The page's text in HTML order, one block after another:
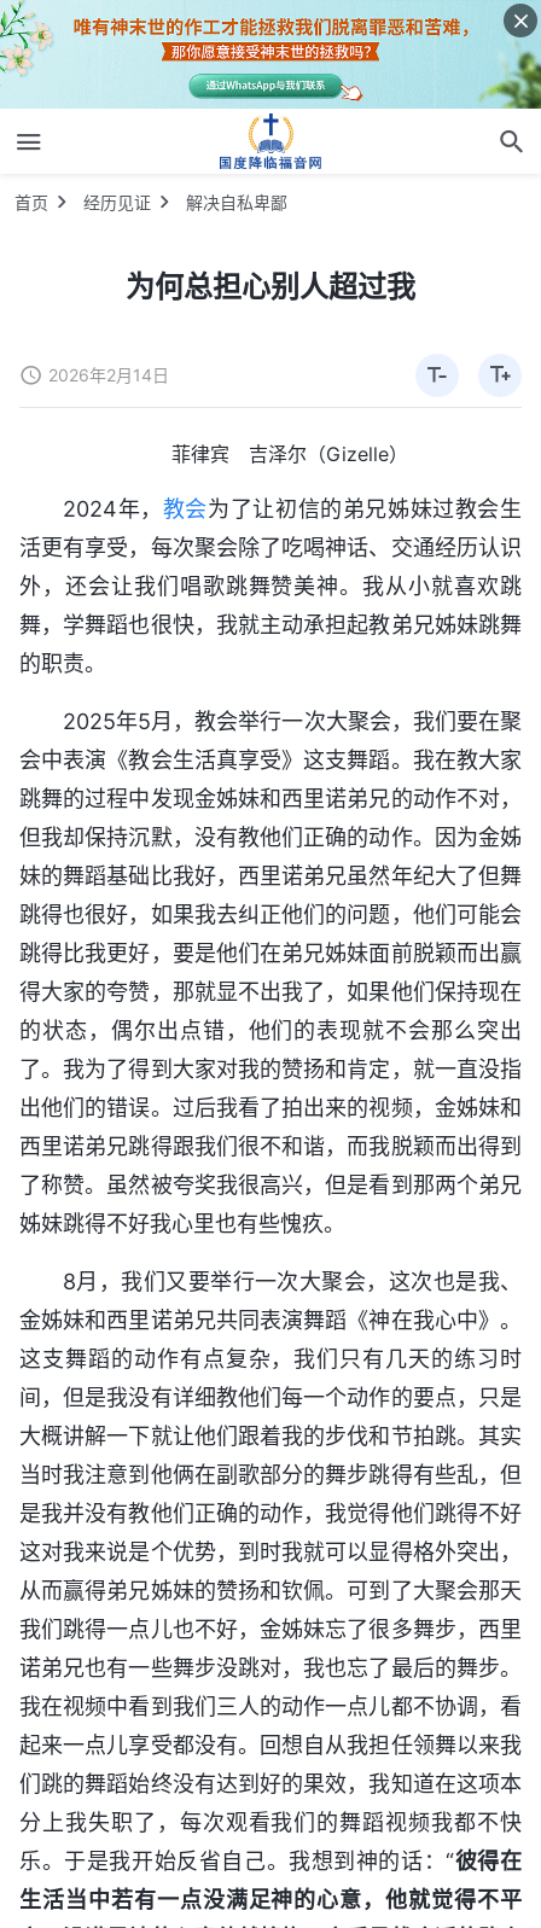
首页 经历见证 解决自私卑鄙
为何总担心别人超过我
2026年2月14日
菲律宾 吉泽尔（Gizelle）
2024年， 教会为了让初信的弟兄姊妹过教会生
活更有享受，每次聚会除了吃喝神话、交通经历认识
外，还会让我们唱歌跳舞赞美神。我从小就喜欢跳
舞，学舞蹈也很快，我就主动承担起教弟兄姊妹跳舞
的职责。
2025年5月，教会举行一次大聚会，我们要在聚
会中表演《教会生活真享受》这支舞蹈。我在教大家
跳舞的过程中发现金姊妹和西里诺弟兄的动作不对，
但我却保持沉默，没有教他们正确的动作。因为金姊
妹的舞蹈基础比我好，西里诺弟兄虽然年纪大了但舞
跳得也很好，如果我去纠正他们的问题，他们可能会
跳得比我更好，要是他们在弟兄姊妹面前脱颖而出赢
得大家的夸赞，那就显不出我了，如果他们保持现在
的状态，偶尔出点错，他们的表现就不会那么突出
了。我为了得到大家对我的赞扬和肯定，就一直没指
出他们的错误。过后我看了拍出来的视频，金姊妹和
西里诺弟兄跳得跟我们很不和谐，而我脱颖而出得到
了称赞。虽然被夸奖我很高兴，但是看到那两个弟兄
姊妹跳得不好我心里也有些愧疚。
8月，我们又要举行一次大聚会，这次也是我、
金姊妹和西里诺弟兄共同表演舞蹈《神在我心中》。
这支舞蹈的动作有点复杂，我们只有几天的练习时
间，但是我没有详细教他们每一个动作的要点，只是
大概讲解一下就让他们跟着我的步伐和节拍跳。其实
当时我注意到他俩在副歌部分的舞步跳得有些乱，但
是我并没有教他们正确的动作，我觉得他们跳得不好
这对我来说是个优势，到时我就可以显得格外突出，
从而赢得弟兄姊妹的赞扬和钦佩。可到了大聚会那天
我们跳得一点儿也不好，金姊妹忘了很多舞步，西里
诺弟兄也有一些舞步没跳对，我也忘了最后的舞步。
我在视频中看到我们三人的动作一点儿都不协调，看
起来一点儿享受都没有。回想自从我担任领舞以来我
们跳的舞蹈始终没有达到好的果效，我知道在这项本
分上我失职了，每次观看我们的舞蹈视频我都不快
乐。于是我开始反省自己。我想到神的话：“彼得在
生活当中若有一点没满足神的心意，他就觉得不平